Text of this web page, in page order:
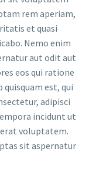
rem aperiam,
et quasi
Nemo enim
aut odit aut
eos qui ratione
est, qui
adipisci
incidunt ut
voluptatem.
sit aspernatur